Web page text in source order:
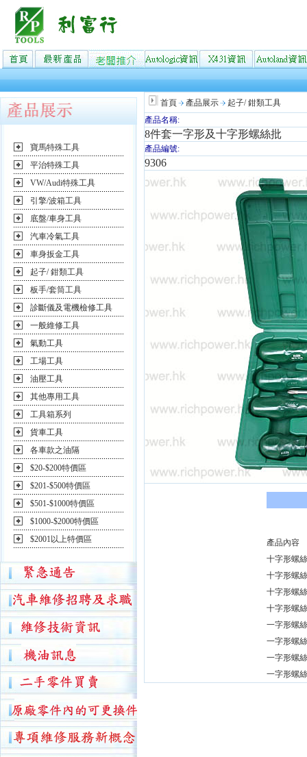
寶馬特殊工具
平治特殊工具
VW/Audi特殊工具
引擎/波箱工具
底盤/車身工具
汽車冷氣工具
車身扳金工具
起子/ 鉗類工具
板手/套筒工具
診斷儀及電機檢修工具
一般維修工具
氣動工具
工場工具
油壓工具
其他專用工具
工具箱系列
貨車工具
各車款之油隔
$20-$200特價區
$201-$500特價區
$501-$1000特價區
$1000-$2000特價區
$2001以上特價區
首頁 產品展示
起子/ 鉗類工具
產品名稱:
8件套一字形及十字形螺絲批
產品編號:
9306
產品內容
十字形螺
十字形螺
十字形螺
十字形螺
一字形螺
一字形螺
一字形螺
一字形螺